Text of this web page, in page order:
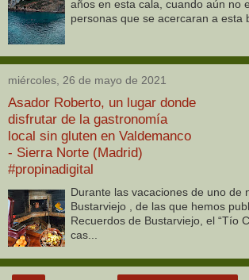
años en esta cala, cuando aún no
personas que se acercaran a esta
miércoles, 26 de mayo de 2021
Asador Roberto, un lugar donde
disfrutar de la gastronomía
local sin gluten en Valdemanco
- Sierra Norte (Madrid)
#propinadigital
Durante las vacaciones de uno de
Bustarviejo , de las que hemos
Recuerdos de Bustarviejo, el “Tío
cas...